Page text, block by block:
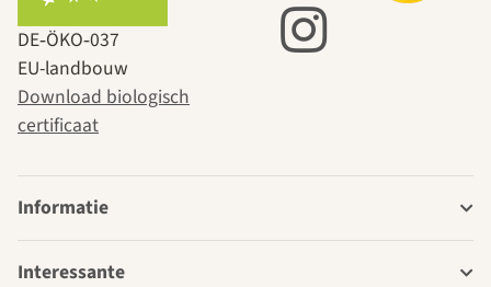
DE‑ÖKO‑037
EU-landbouw
Download biologisch
certificaat
Informatie
Interessante